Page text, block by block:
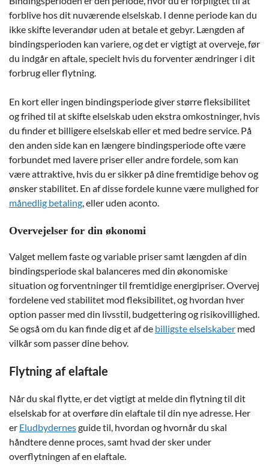
forblive hos dit nuværende elselskab. I denne periode kan du
ikke skifte leverandør uden at betale et gebyr. Længden af
bindingsperioden kan variere, og det er vigtigt at overveje, før
du indgår en aftale, specielt hvis du forventer ændringer i dit
forbrug eller flytning.
En kort eller ingen bindingsperiode giver større fleksibilitet
og frihed til at skifte elselskab uden ekstra omkostninger, hvis
du finder et billigere elselskab eller et med bedre service. På
den anden side kan en længere bindingsperiode ofte være
forbundet med lavere priser eller andre fordele, som kan
være attraktive, hvis du er sikker på dine fremtidige behov og
ønsker stabilitet. En af disse fordele kunne være mulighed for
månedlig betaling, eller uden aconto.
Overvejelser for din økonomi
Valget mellem faste og variable priser samt længden af din
bindingsperiode skal balanceres med din økonomiske
situation og forventninger til fremtidige energipriser. Overvej
fordelene ved stabilitet mod fleksibilitet, og hvordan hver
option passer med din livsstil, budgettering og risikovillighed.
Se også om du kan finde dig et af de billigste elselskaber med
vilkår som passer dine behov.
Flytning af elaftale
Når du skal flytte, er det vigtigt at melde din flytning til dit
elselskab for at overføre din elaftale til din nye adresse. Her
er Eludbydernesguide til, hvordan og hvornår du skal
håndtere denne proces, samt hvad der sker under
overflytningen af en elaftale.